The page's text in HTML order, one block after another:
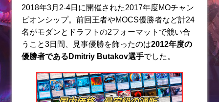
itt
er
e
e
n
a
c
e
b
o
o
k
2018年3月2-4日に開催された2017年度MOチャン
ピオンシップ。前回王者やMOCS優勝者など計24
名がモダンとドラフトの2フォーマットで競い合
うこと3日間、見事優勝を飾ったのは2012年度の
優勝者である Dmitriy Butakov選手でした。